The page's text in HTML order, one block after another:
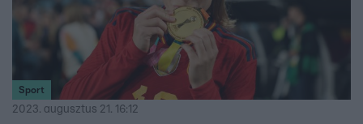
Sport
2023. augusztus 21. 16:12